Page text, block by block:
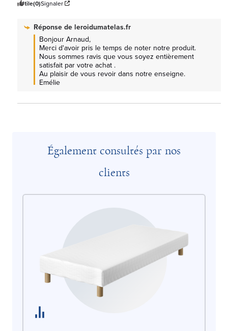
Utile(0)Signaler
Réponse deleroidumatelas.fr
Bonjour Arnaud,
Merci d'avoir pris le temps de noter notre produit.
Nous sommes ravis que vous soyez entièrement
satisfait par votre achat .
Au plaisir de vous revoir dans notre enseigne.
Emélie
Également consultés par nos
clients